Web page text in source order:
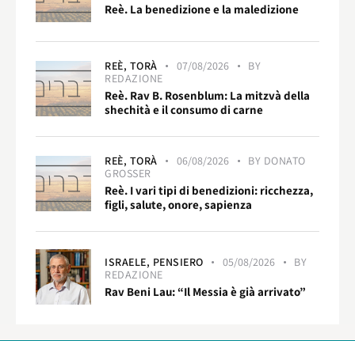
Reè. La benedizione e la maledizione
REÈ, TORÀ 07/08/2026
BY
REDAZIONE
Reè. Rav B. Rosenblum: La mitzvà della
shechità e il consumo di carne
REÈ, TORÀ 06/08/2026 BY DONATO
GROSSER
Reè. I vari tipi di benedizioni: ricchezza,
figli, salute, onore, sapienza
ISRAELE, PENSIERO 05/08/2026
BY
REDAZIONE
Rav Beni Lau: “Il Messia è già arrivato”